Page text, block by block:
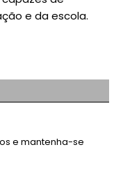
e da escola.
e mantenha-se